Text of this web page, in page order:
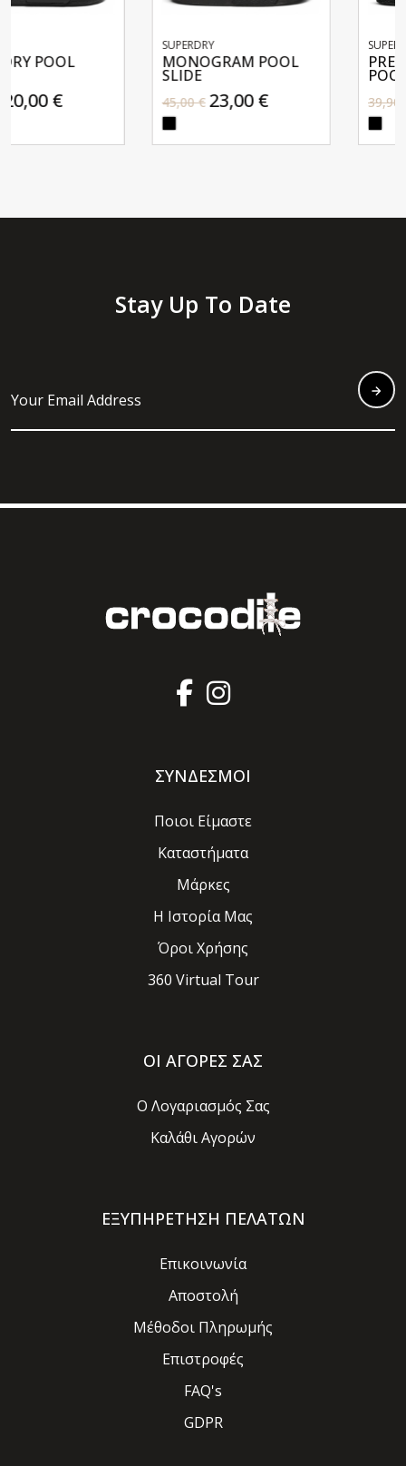
MONOGRAM POOL
45,00 € 23,00 €
PREMIUM GRAPHIC
39,90 € 20,00 €
Stay Up To Date
ΣΥΝΔΕΣΜΟΙ
Ποιοι Είμαστε
Καταστήματα
Μάρκες
Η Ιστορία Μας
Όροι Χρήσης
360 Virtual Tour
ΟΙ ΑΓΟΡΕΣ ΣΑΣ
Ο Λογαριασμός Σας
Καλάθι Αγορών
ΕΞΥΠΗΡΕΤΗΣΗ ΠΕΛΑΤΩΝ
Επικοινωνία
Αποστολή
Μέθοδοι Πληρωμής
Επιστροφές
FAQ's
GDPR